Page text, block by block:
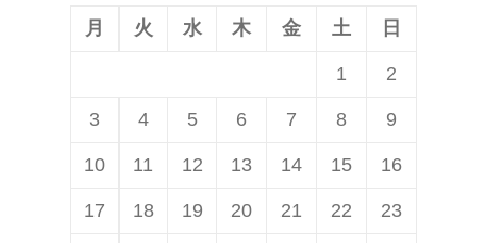
月 火 水 木 金 土 日
1 2
3 4 5 6 7 8 9
10 11 12 13 14 15 16
17 18 19 20 21 22 23